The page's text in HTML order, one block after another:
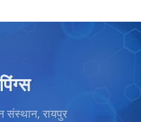
संस्थान, रायपुर